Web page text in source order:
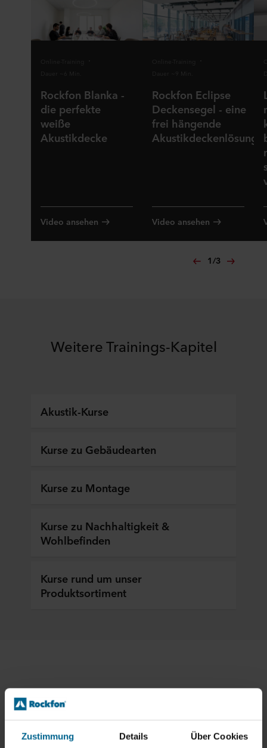
Zustimmung Details Über Cookies
Dauer ~6 Min.
Rockfon Blanka -
die perfekte
weiße
Akustikdecke
Video ansehen
Dauer ~9 Min.
Rockfon Eclipse
Deckensegel - eine
frei hängende
Akustikdeckenlösung
Video ansehen
1/3
Weitere Trainings-Kapitel
Akustik-Kurse
Kurse zu Gebäudearten
Kurse zu Montage
Kurse zu Nachhaltigkeit &
Wohlbefinden
Kurse rund um unser
Produktsortiment